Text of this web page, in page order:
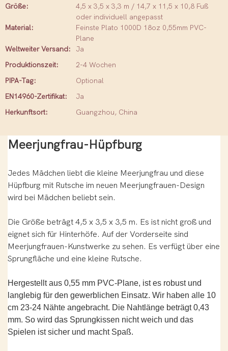
Größe:
4,5 x 3,5 x 3,3 m / 14,7 x 11,5 x 10,8 Fuß
oder individuell angepasst
Material:
Feinste Plato 1000D 18oz 0,55mm PVC-
Plane
Weltweiter Versand:
Ja
Produktionszeit:
2-4 Wochen
PIPA-Tag:
Optional
EN14960-Zertifikat:
Ja
Herkunftsort:
Guangzhou, China
Meerjungfrau-Hüpfburg
Jedes Mädchen liebt die kleine Meerjungfrau und diese
Hüpfburg mit Rutsche im neuen Meerjungfrauen-Design
wird bei Mädchen beliebt sein.
Die Größe beträgt 4,5 x 3,5 x 3,5 m. Es ist nicht groß und
eignet sich für Hinterhöfe. Auf der Vorderseite sind
Meerjungfrauen-Kunstwerke zu sehen. Es verfügt über eine
Sprungfläche und eine kleine Rutsche.
Hergestellt aus 0,55 mm PVC-Plane, ist es robust und
langlebig für den gewerblichen Einsatz. Wir haben alle 10
cm 23-24 Nähte angebracht. Die Nahtlänge beträgt 0,43
mm. So wird das Sprungkissen nicht weich und das
Spielen ist sicher und macht Spaß.